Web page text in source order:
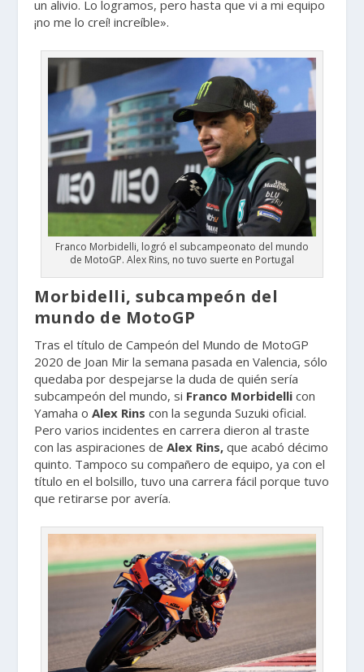
un alivio. Lo logramos, pero hasta que vi a mi equipo
¡no me lo creí! increíble».
Franco Morbidelli, logró el subcampeonato del mundo
de MotoGP. Alex Rins, no tuvo suerte en Portugal
Morbidelli, subcampeón del
mundo de MotoGP
Tras el título de Campeón del Mundo de MotoGP
2020 de Joan Mir la semana pasada en Valencia, sólo
quedaba por despejarse la duda de quién sería
subcampeón del mundo, si Franco Morbidelli con
Yamaha oAlex Rins con la segunda Suzuki oficial.
Pero varios incidentes en carrera dieron al traste
con las aspiraciones deAlex Rins, que acabó décimo
quinto. Tampoco su compañero de equipo, ya con el
título en el bolsillo, tuvo una carrera fácil porque tuvo
que retirarse por avería.